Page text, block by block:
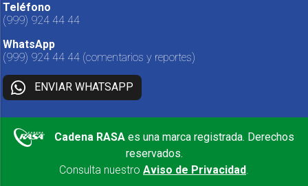
Teléfono
(999) 924 44 44
WhatsApp
(999) 924 44 44 (comentarios y reportes)
ENVIAR WHATSAPP
Cadena RASA es una marca registrada. Derechos
reservados.
Consulta nuestro Aviso de Privacidad.